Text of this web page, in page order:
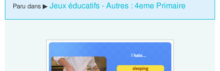
Paru dans ▶ Jeux éducatifs - Autres : 4eme Primaire